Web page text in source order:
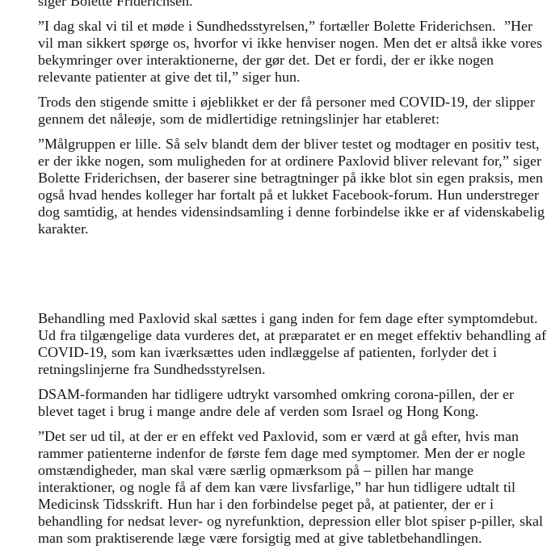
”I dag skal vi til et møde i Sundhedsstyrelsen,” fortæller Bolette Friderichsen. ”Her
vil man sikkert spørge os, hvorfor vi ikke henviser nogen. Men det er altså ikke vores
bekymringer over interaktionerne, der gør det. Det er fordi, der er ikke nogen
relevante patienter at give det til,” siger hun.
Trods den stigende smitte i øjeblikket er der få personer med COVID-19, der slipper
gennem det nåleøje, som de midlertidige retningslinjer har etableret:
”Målgruppen er lille. Så selv blandt dem der bliver testet og modtager en positiv test,
er der ikke nogen, som muligheden for at ordinere Paxlovid bliver relevant for,” siger
Bolette Friderichsen, der baserer sine betragtninger på ikke blot sin egen praksis, men
også hvad hendes kolleger har fortalt på et lukket Facebook-forum. Hun understreger
dog samtidig, at hendes vidensindsamling i denne forbindelse ikke er af videnskabelig
karakter.
Behandling med Paxlovid skal sættes i gang inden for fem dage efter symptomdebut.
Ud fra tilgængelige data vurderes det, at præparatet er en meget effektiv behandling af
COVID-19, som kan iværksættes uden indlæggelse af patienten, forlyder det i
retningslinjerne fra Sundhedsstyrelsen.
DSAM-formanden har tidligere udtrykt varsomhed omkring corona-pillen, der er
blevet taget i brug i mange andre dele af verden som Israel og Hong Kong.
”Det ser ud til, at der er en effekt ved Paxlovid, som er værd at gå efter, hvis man
rammer patienterne indenfor de første fem dage med symptomer. Men der er nogle
omstændigheder, man skal være særlig opmærksom på – pillen har mange
interaktioner, og nogle få af dem kan være livsfarlige,” har hun tidligere udtalt til
Medicinsk Tidsskrift. Hun har i den forbindelse peget på, at patienter, der er i
behandling for nedsat lever- og nyrefunktion, depression eller blot spiser p-piller, skal
man som praktiserende læge være forsigtig med at give tabletbehandlingen.